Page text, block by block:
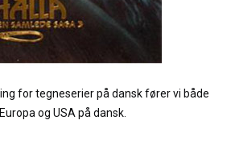
for tegneserier på dansk fører vi både
og USA på dansk.